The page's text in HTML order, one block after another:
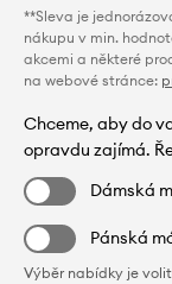
**Sleva je
nákupu v min.
akcemi a některé
na webové stránce:
Chceme, aby do
opravdu zajímá.
Dámská
Pánská
Výběr nabídky je